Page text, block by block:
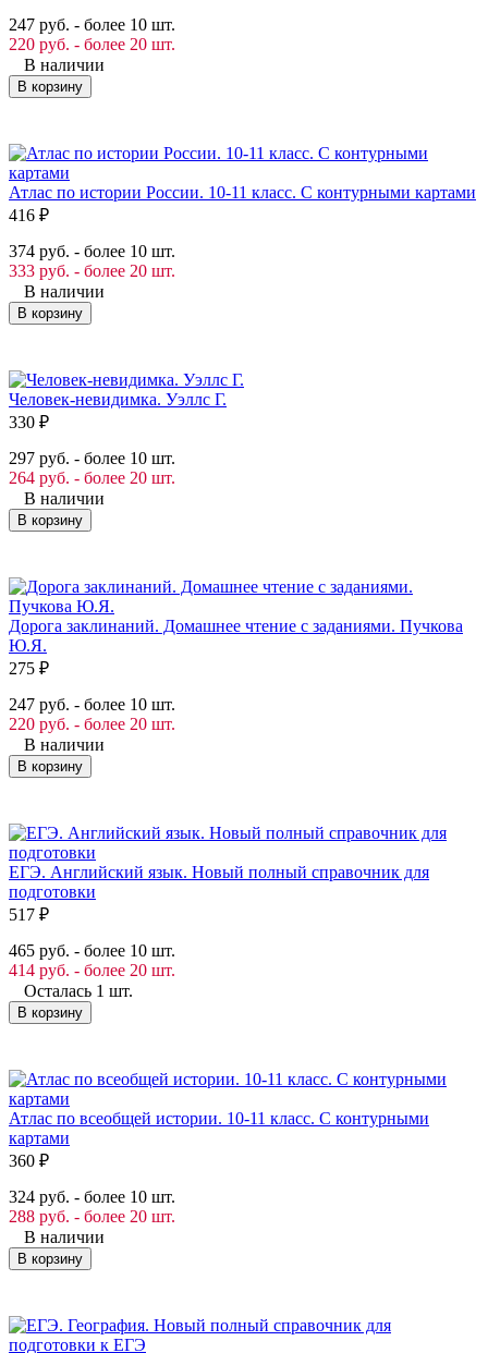
247 руб. - более 10 шт.
220 руб. - более 20 шт.
В наличии
В корзину
Атлас по истории России. 10-11 класс. С контурными картами
416 ₽
374 руб. - более 10 шт.
333 руб. - более 20 шт.
В наличии
В корзину
Человек-невидимка. Уэллс Г.
330 ₽
297 руб. - более 10 шт.
264 руб. - более 20 шт.
В наличии
В корзину
Дорога заклинаний. Домашнее чтение с заданиями. Пучкова
Ю.Я.
275 ₽
247 руб. - более 10 шт.
220 руб. - более 20 шт.
В наличии
В корзину
ЕГЭ. Английский язык. Новый полный справочник для
подготовки
517 ₽
465 руб. - более 10 шт.
414 руб. - более 20 шт.
Осталась 1 шт.
В корзину
Атлас по всеобщей истории. 10-11 класс. С контурными
картами
360 ₽
324 руб. - более 10 шт.
288 руб. - более 20 шт.
В наличии
В корзину